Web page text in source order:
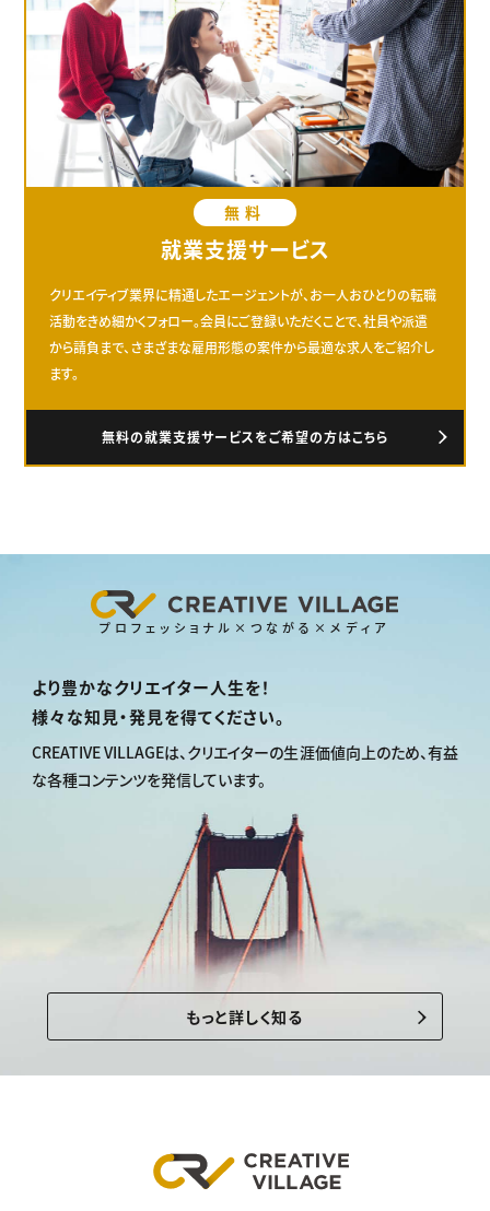
無料
就業支援サービス
クリエイティブ業界に精通したエージェントが、お一人おひとりの転職
活動をきめ細かくフォロー。会員にご登録いただくことで、社員や派遣
から請負まで、さまざまな雇用形態の案件から最適な求人をご紹介し
ます。
無料の就業支援サービスをご希望の方はこちら
プロフェッショナル×つながる×メディア
より豊かなクリエイター人生を！
様々な知見・発見を得てください。
CREATIVE VILLAGEは、クリエイターの生涯価値向上のため、有益
な各種コンテンツを発信しています。
もっと詳しく知る